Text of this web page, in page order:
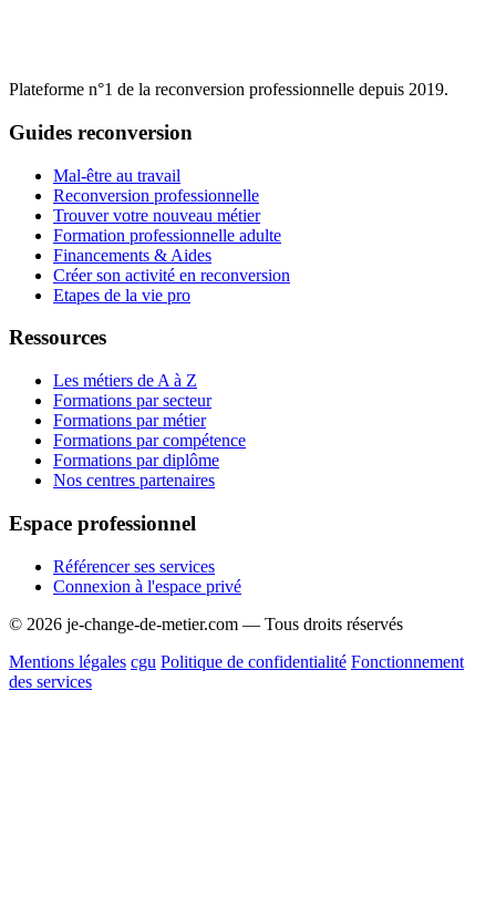
Plateforme n°1 de la reconversion professionnelle depuis 2019.
Guides reconversion
Mal-être au travail
Reconversion professionnelle
Trouver votre nouveau métier
Formation professionnelle adulte
Financements & Aides
Créer son activité en reconversion
Etapes de la vie pro
Ressources
Les métiers de A à Z
Formations par secteur
Formations par métier
Formations par compétence
Formations par diplôme
Nos centres partenaires
Espace professionnel
Référencer ses services
Connexion à l'espace privé
© 2026 je-change-de-metier.com — Tous droits réservés
Mentions légales cgu Politique de confidentialité Fonctionnement
des services